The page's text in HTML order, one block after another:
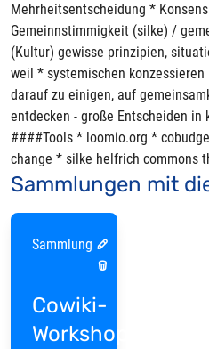
Mehrheitsentscheidung *
Gemeinnstimmigkeit (silke) /
(Kultur) gewisse prinzipien,
weil * systemischen
darauf zu einigen, auf
entdecken - große Entscheiden
####Tools * loomio.org *
change * silke helfrich commons
Sammlungen mit
Sammlung
Cowiki-
Workshop